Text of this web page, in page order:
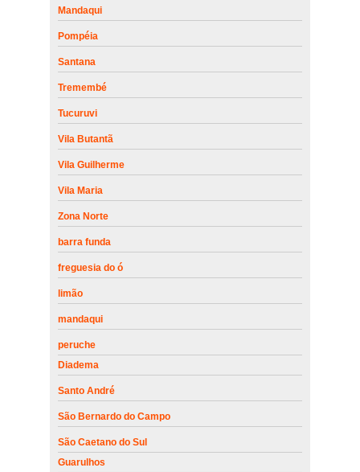
Mandaqui
Pompéia
Santana
Tremembé
Tucuruvi
Vila Butantã
Vila Guilherme
Vila Maria
Zona Norte
barra funda
freguesia do ó
limão
mandaqui
peruche
Diadema
Santo André
São Bernardo do Campo
São Caetano do Sul
Guarulhos